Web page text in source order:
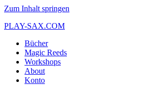
Zum Inhalt springen
PLAY-SAX.COM
Bücher
Magic Reeds
Workshops
About
Konto